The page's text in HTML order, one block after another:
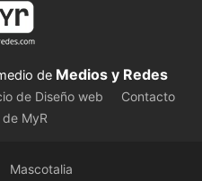
de Medios y Redes
de Diseño web
Contacto
MyR
Mascotalia